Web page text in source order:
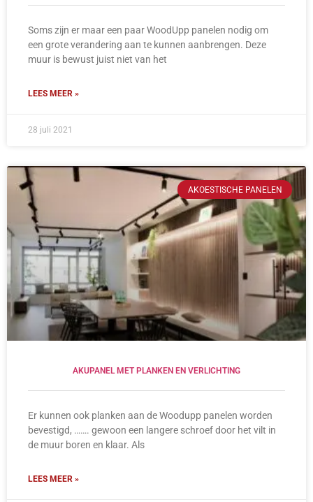
Soms zijn er maar een paar WoodUpp panelen nodig om
een grote verandering aan te kunnen aanbrengen. Deze
muur is bewust juist niet van het
LEES MEER »
28 juli 2021
AKOESTISCHE PANELEN
AKUPANEL MET PLANKEN EN VERLICHTING
Er kunnen ook planken aan de Woodupp panelen worden
bevestigd, ……. gewoon een langere schroef door het vilt in
de muur boren en klaar. Als
LEES MEER »